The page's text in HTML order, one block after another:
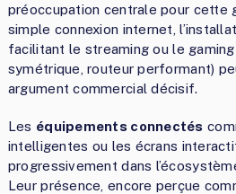
préoccupation centrale pour cette
simple connexion internet,
facilitant le streaming ou le
symétrique, routeur performant)
argument commercial décisif.
Les équipements connectés
intelligentes ou les écrans
progressivement dans
Leur présence, encore perçue